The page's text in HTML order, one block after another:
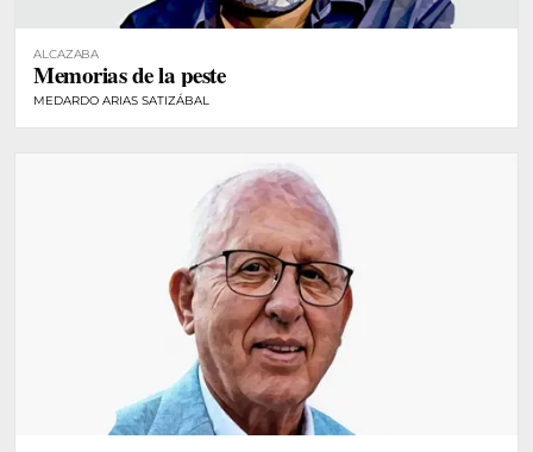
ALCAZABA
Memorias de la peste
MEDARDO ARIAS SATIZÁBAL